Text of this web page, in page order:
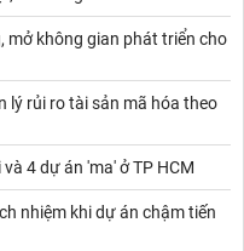
trường EU năm 2018.
đến 2017 sản lượng
tăng trưởng liên tục 116
nhảy vọt tăng gần 84%
cũng là một trong
tốt xuất khẩu của nước
thị trường này không
là thị trường tiềm năng do
điểm có vị trí nằm ngay
mở không gian phát triển cho
lý rủi ro tài sản mã hóa theo
4 dự án 'ma' ở TP HCM
nhiệm khi dự án chậm tiến